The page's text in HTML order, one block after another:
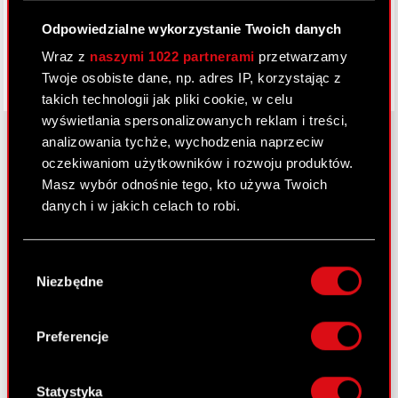
Odpowiedzialne wykorzystanie Twoich danych
Wraz z naszymi 1022 partnerami przetwarzamy
Twoje osobiste dane, np. adres IP, korzystając z
takich technologii jak pliki cookie, w celu
wyświetlania spersonalizowanych reklam i treści,
analizowania tychże, wychodzenia naprzeciw
oczekiwaniom użytkowników i rozwoju produktów.
Masz wybór odnośnie tego, kto używa Twoich
danych i w jakich celach to robi.
lokalizacji geograficznej z dokładnością nawet
Identyfikować Twoje urządzenie, aktywnie
analizując charakteryzującego je zbiory
palca)
zgody
Niezbędne
Preferencje
Statystyka
O CD PROJEKT
Grupa Kapitałowa
Inwestorzy
Kariera